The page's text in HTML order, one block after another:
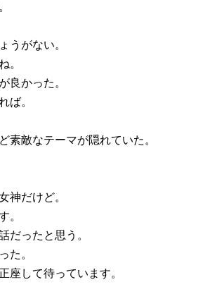
うがない。
。
良かった。
ば。
素敵なテーマが隠れていた。
神だけど。
。
だったと思う。
た。
座して待っています。